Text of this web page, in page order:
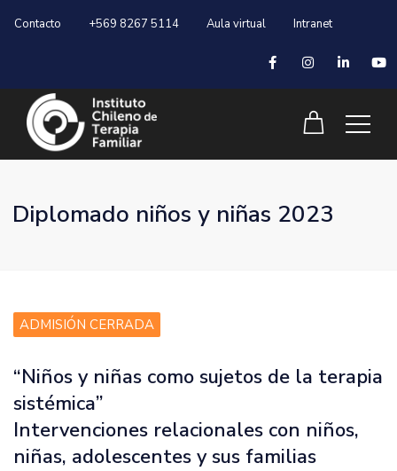
Contacto +569 8267 5114 Aula virtual Intranet
Diplomado niños y niñas 2023
ADMISIÓN CERRADA
“Niños y niñas como sujetos de la terapia
sistémica”
Intervenciones relacionales con niños,
niñas, adolescentes y sus familias